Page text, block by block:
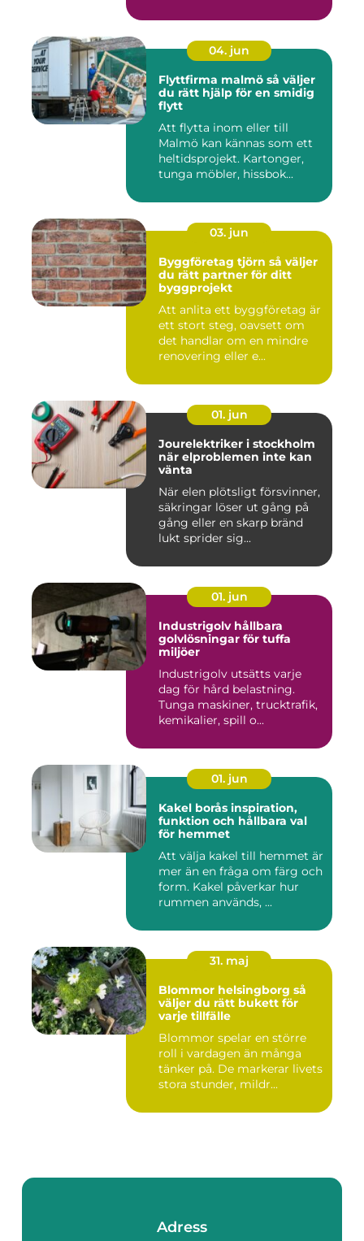
04. jun
Flyttfirma malmö så väljer
du rätt hjälp för en smidig
flytt
Att flytta inom eller till
Malmö kan kännas som ett
heltidsprojekt. Kartonger,
tunga möbler, hissbok...
03. jun
Byggföretag tjörn så väljer
du rätt partner för ditt
byggprojekt
Att anlita ett byggföretag är
ett stort steg, oavsett om
det handlar om en mindre
renovering eller e...
01. jun
Jourelektriker i stockholm
när elproblemen inte kan
vänta
När elen plötsligt försvinner,
säkringar löser ut gång på
gång eller en skarp bränd
lukt sprider sig...
01. jun
Industrigolv hållbara
golvlösningar för tuffa
miljöer
Industrigolv utsätts varje
dag för hård belastning.
Tunga maskiner, trucktrafik,
kemikalier, spill o...
01. jun
Kakel borås inspiration,
funktion och hållbara val
för hemmet
Att välja kakel till hemmet är
mer än en fråga om färg och
form. Kakel påverkar hur
rummen används, ...
31. maj
Blommor helsingborg så
väljer du rätt bukett för
varje tillfälle
Blommor spelar en större
roll i vardagen än många
tänker på. De markerar livets
stora stunder, mildr...
Adress